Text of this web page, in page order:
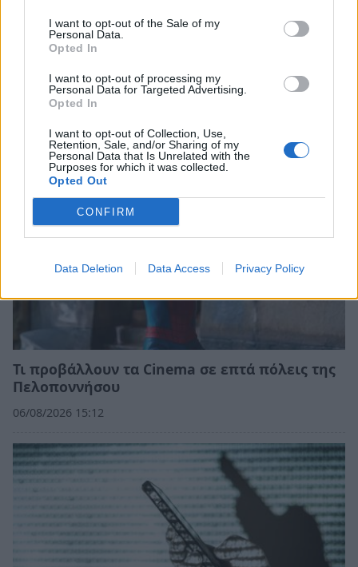
I want to opt-out of the Sale of my
Personal Data.
Opted In
I want to opt-out of processing my
Personal Data for Targeted Advertising.
Opted In
I want to opt-out of Collection, Use,
Retention, Sale, and/or Sharing of my
Personal Data that Is Unrelated with the
Purposes for which it was collected.
Opted Out
CONFIRM
Data Deletion Data Access Privacy Policy
Σχετικά Άρθρα
Τι προβάλλουν τα Cinema σε επτά πόλεις της
Πελοποννήσου
06/08/2026 15:12